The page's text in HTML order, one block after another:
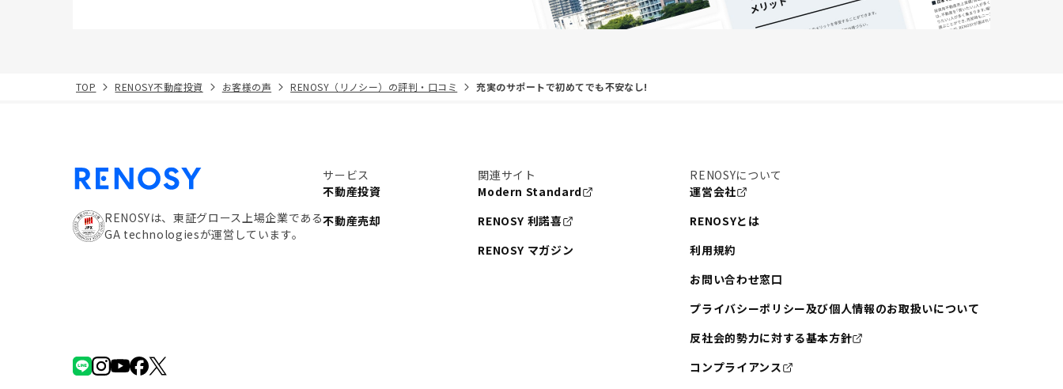
TOP RENOSY不動産投資 お客様の声 RENOSY（リノシー）の評判・口コミ 充実のサポートで初めてでも不安なし!
RENOSYは、東証グロース上場企業である
GA technologiesが運営しています。
サービス
不動産投資
不動産売却
関連サイト
Modern Standard
RENOSY 利諾喜
RENOSY マガジン
RENOSYについて
運営会社
RENOSYとは
利用規約
お問い合わせ窓口
プライバシーポリシー及び個人情報のお取扱いについて
反社会的勢力に対する基本方針
コンプライアンス